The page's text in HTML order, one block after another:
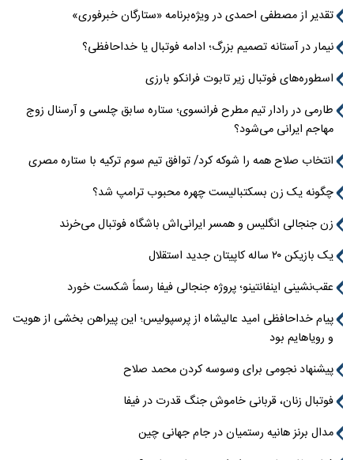
تقدیر از مصطفی احمدی در ویژه‌برنامه «ستارگان خبرفوری»
نیمار در آستانه تصمیم بزرگ؛ ادامه فوتبال یا خداحافظی؟
اسطوره‌های فوتبال زیر تابوت فرانکو بارزی
طارمی در رادار تیم مطرح فرانسوی؛ ستاره سابق چلسی و آرسنال زوج
مهاجم ایرانی می‌شود؟
انتخاب صلاح همه را شوکه کرد/ توافق تیم سوم ترکیه با ستاره مصری
چگونه یک زن بسکتبالیست چهره محبوب ترامپ شد؟
زن جنجالی انگلیس و همسر ایرانی‌اش باشگاه فوتبال می‌خرند
یک بازیکن ۲۰ ساله کاپیتان جدید استقلال
عقب‌نشینی اینفانتینو؛ پروژه جنجالی فیفا رسماً شکست خورد
پیام خداحافظی امید عالیشاه از پرسپولیس؛ این پیراهن بخشی از هویت
و رویاهایم بود
پیشنهاد نجومی برای وسوسه کردن محمد صلاح
فوتبال زنان، قربانی خاموش جنگ قدرت در فیفا
مدال برنز هانیه رستمیان در جام جهانی چین